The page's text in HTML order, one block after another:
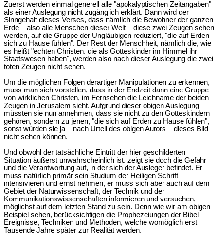
Zuerst werden einmal generell alle "apokalyptischen Zeitangaben"
als einer Auslegung nicht zugänglich erklärt. Dann wird der
Sinngehalt dieses Verses, dass nämlich die Bewohner der ganzen
Erde – also alle Menschen dieser Welt – diese zwei Zeugen sehen
werden, auf die Gruppe der Ungläubigen reduziert, "die auf Erden
sich zu Hause fühlen". Der Rest der Menschheit, nämlich die, wie
es heißt "echten Christen, die als Gotteskinder im Himmel ihr
Staatswesen haben", werden also nach dieser Auslegung die zwei
toten Zeugen nicht sehen.
Um die möglichen Folgen derartiger Manipulationen zu erkennen,
muss man sich vorstellen, dass in der Endzeit dann eine Gruppe
von wirklichen Christen, im Fernsehen die Leichname der beiden
Zeugen in Jerusalem sieht. Aufgrund dieser obigen Auslegung
müssten sie nun annehmen, dass sie nicht zu den Gotteskindern
gehören, sondern zu jenen, "die sich auf Erden zu Hause fühlen",
sonst würden sie ja – nach Urteil des obigen Autors – dieses Bild
nicht sehen können.
Und obwohl der tatsächliche Eintritt der hier geschilderten
Situation äußerst unwahrscheinlich ist, zeigt sie doch die Gefahr
und die Verantwortung auf, in der sich der Ausleger befindet. Er
muss natürlich primär sein Studium der Heiligen Schrift
intensivieren und ernst nehmen, er muss sich aber auch auf dem
Gebiet der Naturwissenschaft, der Technik und der
Kommunikationswissenschaften informieren und versuchen,
möglichst auf dem letzten Stand zu sein. Denn wie wir am obigen
Beispiel sehen, berücksichtigen die Prophezeiungen der Bibel
Ereignisse, Techniken und Methoden, welche womöglich erst
Tausende Jahre später zur Realität werden.